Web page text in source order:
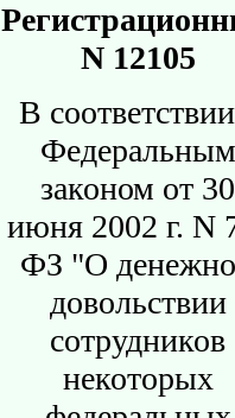
N 12105
В
Федеральным
законом от 30
июня 2002 г. N
ФЗ "О
довольствии
сотрудников
некоторых